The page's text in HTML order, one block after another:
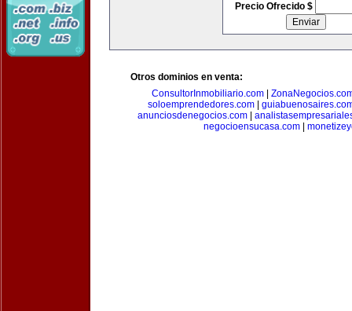
Precio Ofrecido $
Otros dominios en venta:
ConsultorInmobiliario.com|
soloemprendedores.com|
anunciosdenegocios.com|
negocioensucasa.com|